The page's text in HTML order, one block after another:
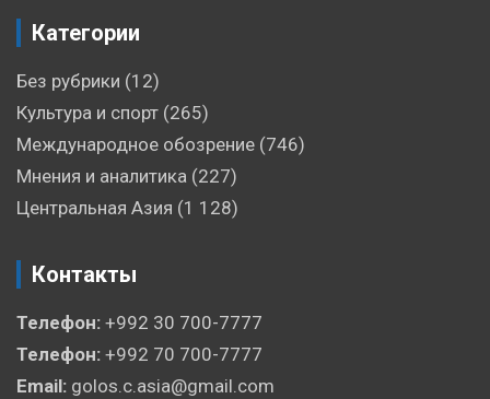
Категории
Без рубрики (12)
Культура и спорт (265)
Международное обозрение (746)
Мнения и аналитика (227)
Центральная Азия (1 128)
Контакты
Телефон: +992 30 700-7777
Телефон: +992 70 700-7777
Email: golos.c.asia@gmail.com